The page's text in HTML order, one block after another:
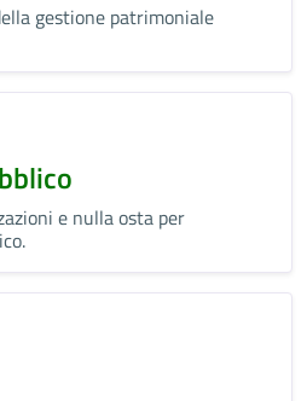
gestione patrimoniale
e nulla osta per